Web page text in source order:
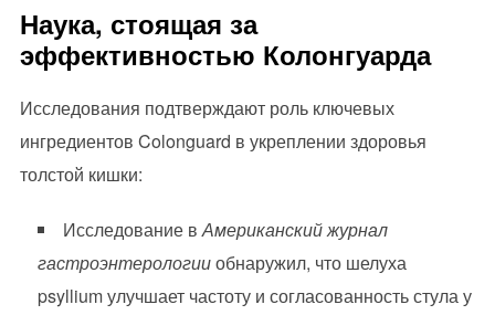
Наука, стоящая за
эффективностью Колонгуарда
Исследования подтверждают роль ключевых
ингредиентов Colonguard в укреплении здоровья
толстой кишки:
Исследование вАмериканский журнал
гастроэнтерологииобнаружил, что шелуха
psyllium улучшает частоту и согласованность стула у